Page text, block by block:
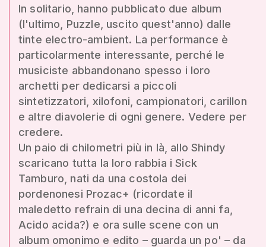
In solitario, hanno pubblicato due album
(l'ultimo, Puzzle, uscito quest'anno) dalle
tinte electro-ambient. La performance è
particolarmente interessante, perché le
musiciste abbandonano spesso i loro
archetti per dedicarsi a piccoli
sintetizzatori, xilofoni, campionatori, carillon
e altre diavolerie di ogni genere. Vedere per
credere.
Un paio di chilometri più in là, allo Shindy
scaricano tutta la loro rabbia i Sick
Tamburo, nati da una costola dei
pordenonesi Prozac+ (ricordate il
maledetto refrain di una decina di anni fa,
Acido acida?) e ora sulle scene con un
album omonimo e edito – guarda un po' – da